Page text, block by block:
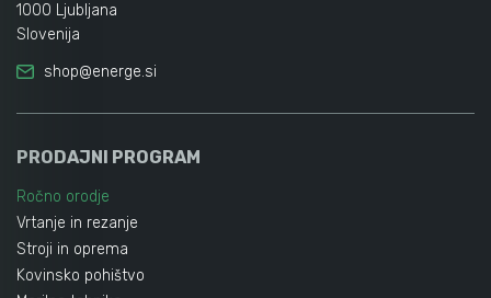
1000 Ljubljana
Slovenija
shop@energe.si
PRODAJNI PROGRAM
Ročno orodje
Vrtanje in rezanje
Stroji in oprema
Kovinsko pohištvo